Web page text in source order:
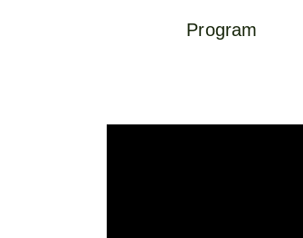
Program